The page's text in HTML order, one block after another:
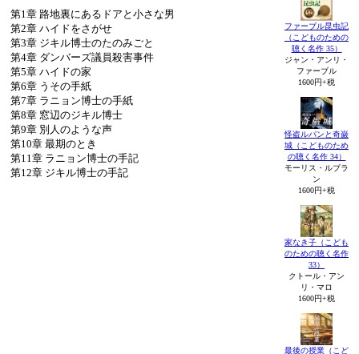
第1章 路地裏にあるドアと小さな男
第2章 ハイドをさがせ
第3章 ジキル博士のたのみごと
第4章 ダンバーズ議員殺害事件
第5章 ハイドの家
第6章 うその手紙
第7章 ラニョン博士の手紙
第8章 窓辺のジキル博士
第9章 別人のような声
第10章 最期のとき
第11章 ラニョン博士の手記
第12章 ジキル博士の手記
ファーブル昆虫記
（こどものための
聴く名作 35）
ジャン・アンリ・
ファーブル
1600円+税
怪盗ルパンと奇巌
城（こどものため
の聴く名作 34）
モーリス・ルブラ
ン
1600円+税
家なき子（こども
のための聴く名作
33）
クトール・アン
リ・マロ
1600円+税
最後の授業（こど